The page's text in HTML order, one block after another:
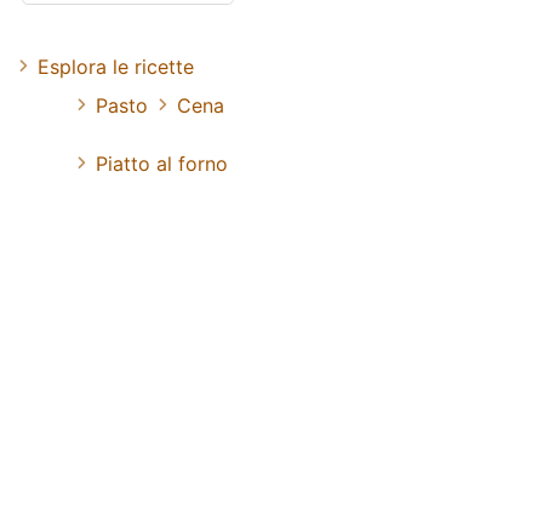
Esplora le ricette
Pasto
Cena
Piatto al forno